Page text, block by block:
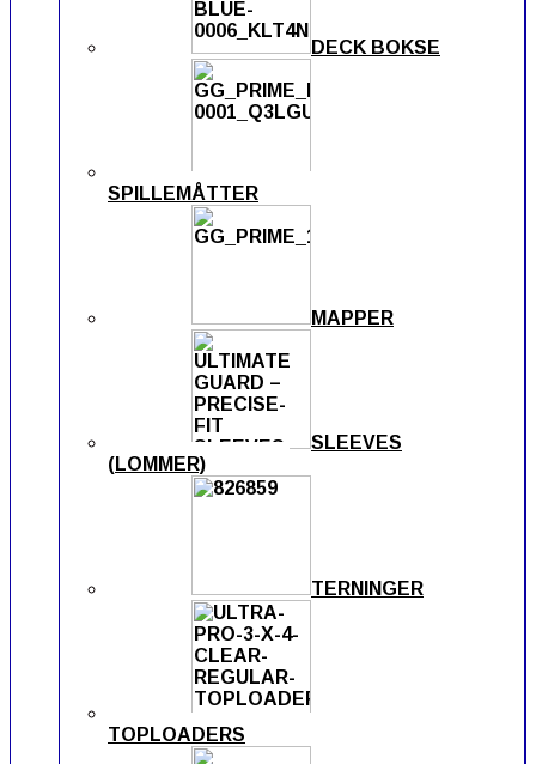
DECK BOKSE
SPILLEMÅTTER
MAPPER
SLEEVES
(LOMMER)
TERNINGER
TOPLOADERS